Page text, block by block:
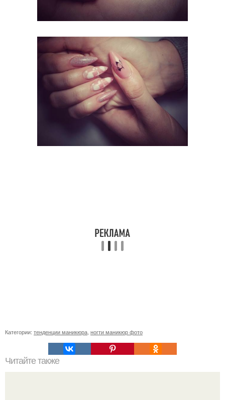
Категории: тенденции маникюра ногти маникюр фото
Читайте также